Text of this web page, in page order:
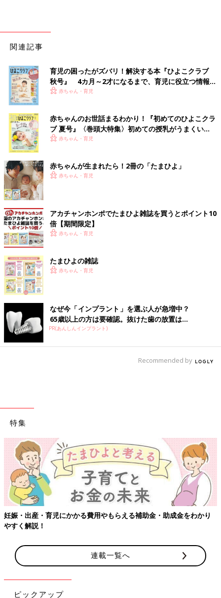
関連記事
育児の困ったがズバリ！解決する本『ひよこクラブ
秋号』 4カ月～2才になるまで、育児に役立つ情報が
いっぱい！
赤ちゃん・育児
赤ちゃんのお世話まるわかり！『初めてのひよこクラ
ブ 夏号』〈巻頭大特集〉初めての授乳がうまくい
く！ おっぱい・ミルクの基本と夏のトラブル 解決テ
赤ちゃん・育児
赤ちゃんが生まれたら！2冊の「たまひよ」
赤ちゃん・育児
アカチャンホンポでたまひよ雑誌を買うとポイント10
倍【期間限定】
赤ちゃん・育児
たまひよの雑誌
赤ちゃん・育児
なぜ今「インプラント」を選ぶ人が急増中？
65歳以上の方は要確認。抜けた歯の放置は...
PR(あんしんインプラント)
Recommended by
特集
妊娠・出産・育児にかかる費用やもらえる補助金・助成金をわかり
やすく解説！
連載一覧へ
ピックアップ